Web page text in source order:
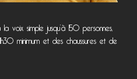
voix simple jusqu’à 150 personnes,
minimum et des chaussures et de